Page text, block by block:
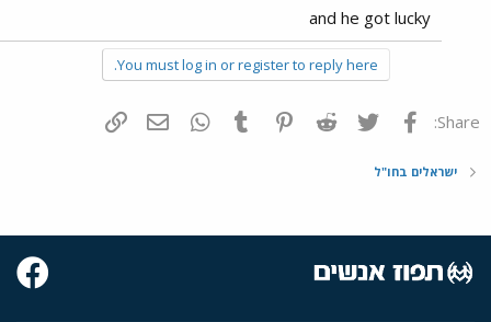
and he got lucky
You must log in or register to reply here.
Share: פייסבוק Twitter
Reddit
Pinterest
Tumblr
WhatsAppדואר אלקטרוני
ישראלים בחו"ל